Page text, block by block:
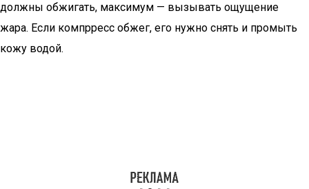
должны обжигать, максимум — вызывать ощущение
жара. Если компрресс обжег, его нужно снять и промыть
кожу водой.